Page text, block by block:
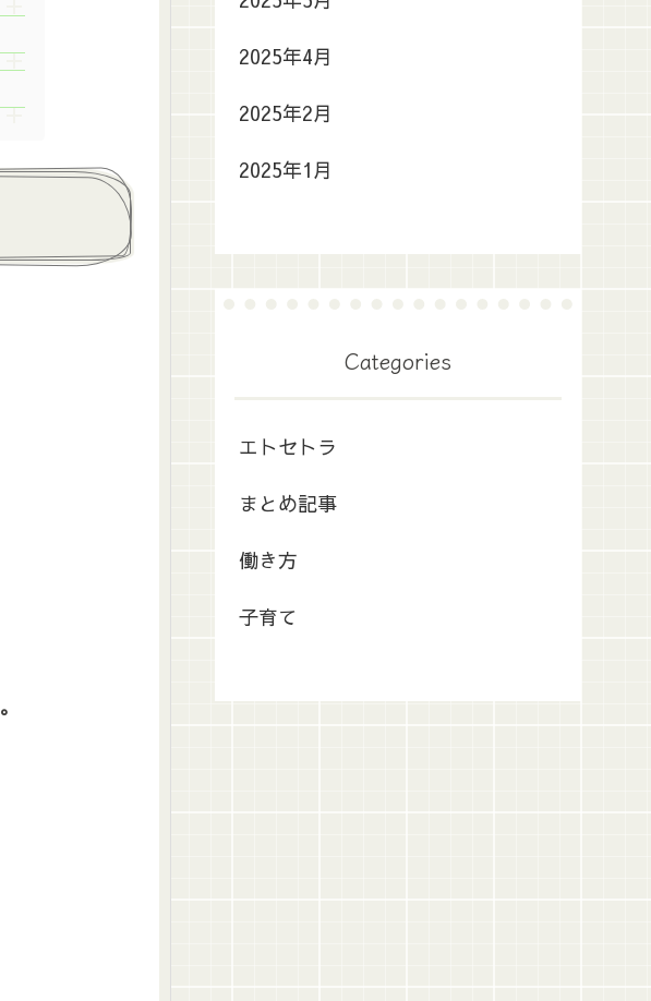
。
2025年4月
2025年2月
2025年1月
Categories
エトセトラ
まとめ記事
働き方
子育て